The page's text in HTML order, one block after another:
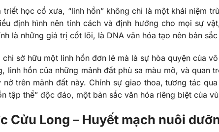
triết học cổ xưa, “linh hồn” không chỉ là một khái niệm
định hình nên tính cách và định hướng cho mọi sự
là những giá trị cốt lõi, là DNA văn hóa tạo nên bản
chỉ sở hữu một linh hồn đơn lẻ mà là sự hòa quyện của
linh hồn của những mảnh đất phù sa màu mỡ, và quan
nở trên mảnh đất này. Chính sự giao thoa, tương tác
tập thể” độc đáo, một bản sắc văn hóa riêng biệt của
Cửu Long – Huyết mạch nuôi